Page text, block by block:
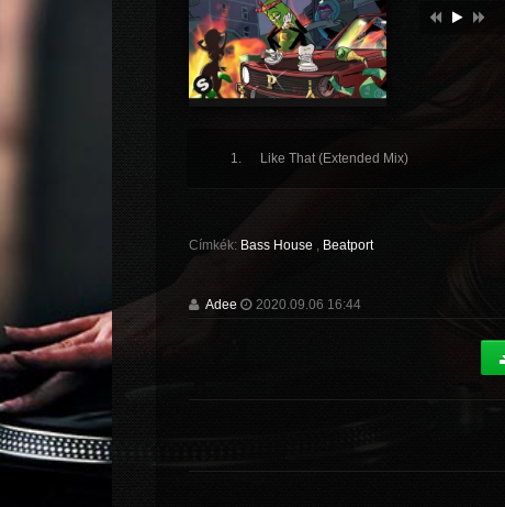
Like That (Extended Mix)
Címkék: Bass House , Beatport
Adee 2020.09.06 16:44